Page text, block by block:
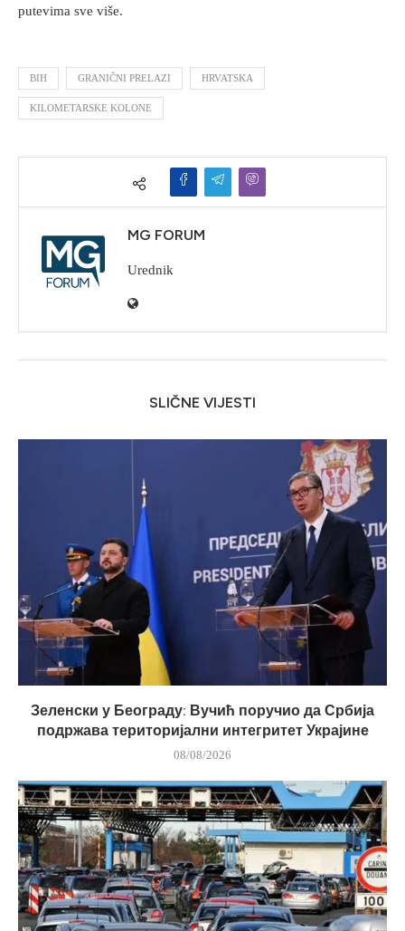
putevima sve više.
BIH GRANIČNI PRELAZI HRVATSKA
KILOMETARSKE KOLONE
MG FORUM
Urednik
SLIČNE VIJESTI
Зеленски у Београду: Вучић поручио да Србија
подржава територијални интегритет Украјине
08/08/2026